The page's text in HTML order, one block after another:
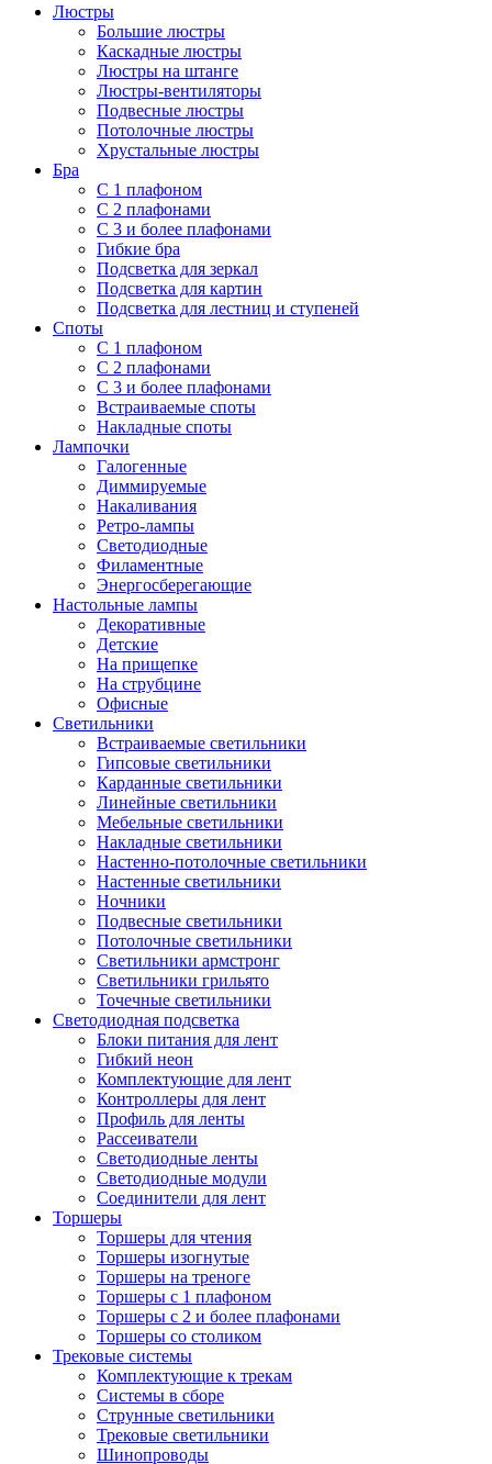
Люстры
Большие люстры
Каскадные люстры
Люстры на штанге
Люстры-вентиляторы
Подвесные люстры
Потолочные люстры
Хрустальные люстры
Бра
С 1 плафоном
С 2 плафонами
С 3 и более плафонами
Гибкие бра
Подсветка для зеркал
Подсветка для картин
Подсветка для лестниц и ступеней
Споты
С 1 плафоном
С 2 плафонами
С 3 и более плафонами
Встраиваемые споты
Накладные споты
Лампочки
Галогенные
Диммируемые
Накаливания
Ретро-лампы
Светодиодные
Филаментные
Энергосберегающие
Настольные лампы
Декоративные
Детские
На прищепке
На струбцине
Офисные
Светильники
Встраиваемые светильники
Гипсовые светильники
Карданные светильники
Линейные светильники
Мебельные светильники
Накладные светильники
Настенно-потолочные светильники
Настенные светильники
Ночники
Подвесные светильники
Потолочные светильники
Светильники армстронг
Светильники грильято
Точечные светильники
Светодиодная подсветка
Блоки питания для лент
Гибкий неон
Комплектующие для лент
Контроллеры для лент
Профиль для ленты
Рассеиватели
Светодиодные ленты
Светодиодные модули
Соединители для лент
Торшеры
Торшеры для чтения
Торшеры изогнутые
Торшеры на треноге
Торшеры с 1 плафоном
Торшеры с 2 и более плафонами
Торшеры со столиком
Трековые системы
Комплектующие к трекам
Системы в сборе
Струнные светильники
Трековые светильники
Шинопроводы